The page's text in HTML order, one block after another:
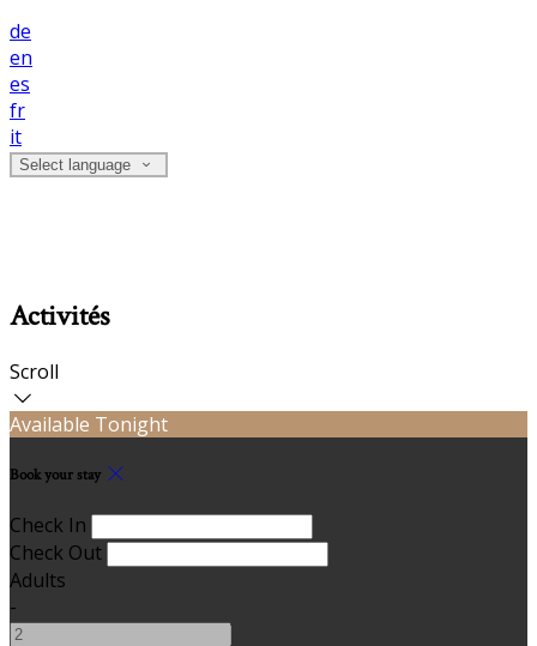
de
en
es
fr
it
Select language
Activités
Scroll
Available Tonight
Book your stay
Check In
Check Out
Adults
-